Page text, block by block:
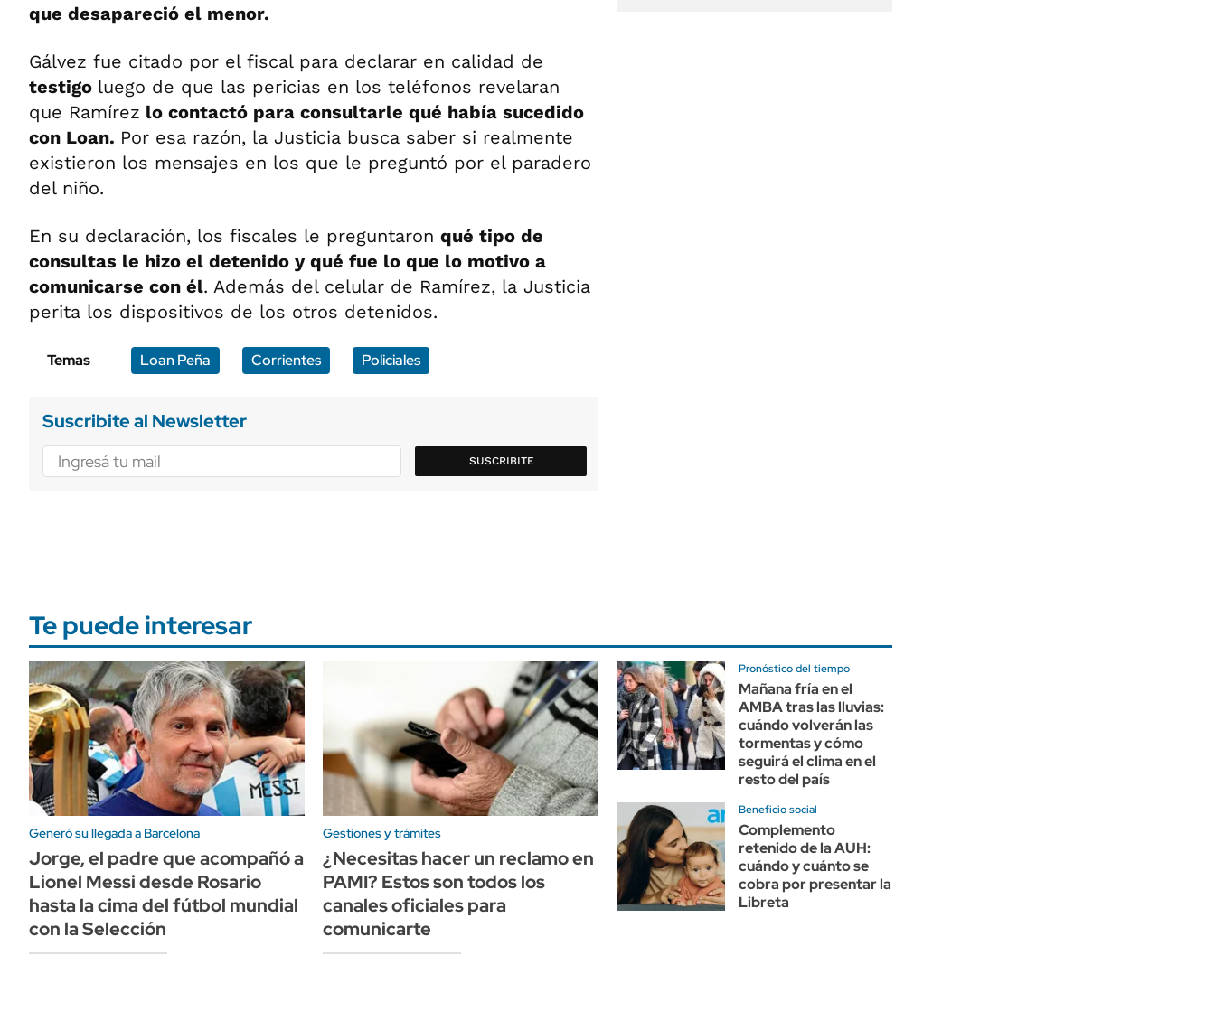
que desapareció el menor.
Gálvez fue citado por el fiscal para declarar en calidad de
testigo luego de que las pericias en los teléfonos revelaran
que Ramírez lo contactó para consultarle qué había sucedido
con Loan. Por esa razón, la Justicia busca saber si realmente
existieron los mensajes en los que le preguntó por el paradero
del niño.
En su declaración, los fiscales le preguntaron qué tipo de
consultas le hizo el detenido y qué fue lo que lo motivo a
comunicarse con él. Además del celular de Ramírez, la Justicia
perita los dispositivos de los otros detenidos.
Temas Loan Peña Corrientes Policiales
Suscribite al Newsletter
SUSCRIBITE
Te puede interesar
Generó su llegada a Barcelona
Jorge, el padre que acompañó a
Lionel Messi desde Rosario
hasta la cima del fútbol mundial
con la Selección
Gestiones y trámites
¿Necesitas hacer un reclamo en
PAMI? Estos son todos los
canales oficiales para
comunicarte
Pronóstico del tiempo
Mañana fría en el
AMBA tras las lluvias:
cuándo volverán las
tormentas y cómo
seguirá el clima en el
resto del país
Beneficio social
Complemento
retenido de la AUH:
cuándo y cuánto se
cobra por presentar la
Libreta